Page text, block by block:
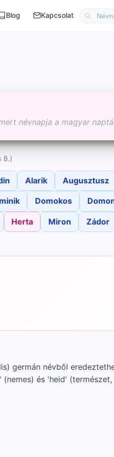
Blog Kapcsolat
névnapja a magyar
8.)
Alarik Augusztusz
Domokos
Herta Miron Zádor
germán névből
és 'heid'